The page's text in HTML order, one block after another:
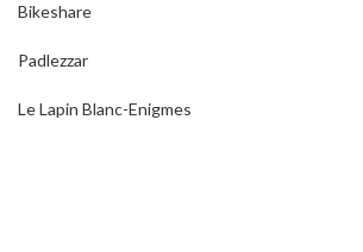
Bikeshare
Padlezzar
Le Lapin Blanc-Enigmes